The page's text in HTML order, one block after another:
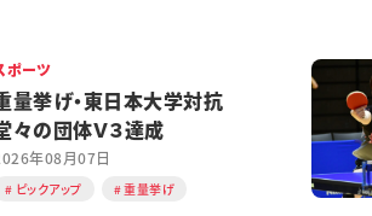
ポーツ
量挙げ・東日本大学対抗
々の団体Ｖ３達成
年08月07日
ピックアップ 重量挙げ